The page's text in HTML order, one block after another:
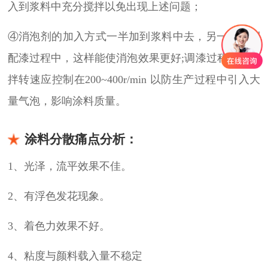
入到浆料中充分搅拌以免出现上述问题；
④消泡剂的加入方式一半加到浆料中去，另一半加到
配漆过程中，这样能使消泡效果更好;调漆过程中，搅
拌转速应控制在200~400r/min 以防生产过程中引入大
量气泡，影响涂料质量。
涂料分散痛点分析：
1、光泽，流平效果不佳。
2、有浮色发花现象。
3、着色力效果不好。
4、粘度与颜料载入量不稳定